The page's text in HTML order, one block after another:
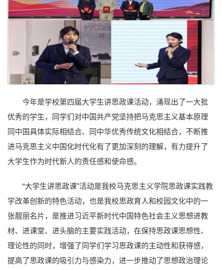
今年是学校第四届大学生讲思政课活动，涌现出了一大批
优秀的学生，同学们对中国共产党坚持把马克思主义基本原理
同中国具体实际相结合、同中华优秀传统文化相结合，不断推
进马克思主义中国化时代化有了更加深刻的理解，有力提升了
大学生作为时代新人的责任感和使命感。
“大学生讲思政课”活动是我校马克思主义学院思政课实践教
学改革创新的特色活动，也是我校思政育人和校园文化中的一
张靓丽名片，是推进习近平新时代中国特色社会主义思想进教
材、进课堂、进头脑的主要实践活动，在保持思政课思想性、
理论性的同时，增强了同学们学习思政课的主动性和获得感，
提高了思政课的吸引力与感染力，进一步推动了思想政治理论